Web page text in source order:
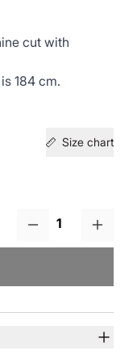
cut with
184 cm.
Size chart